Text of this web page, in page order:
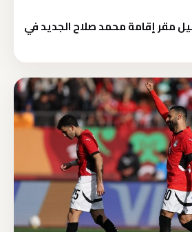
مقر إقامة محمد صلاح الجديد في